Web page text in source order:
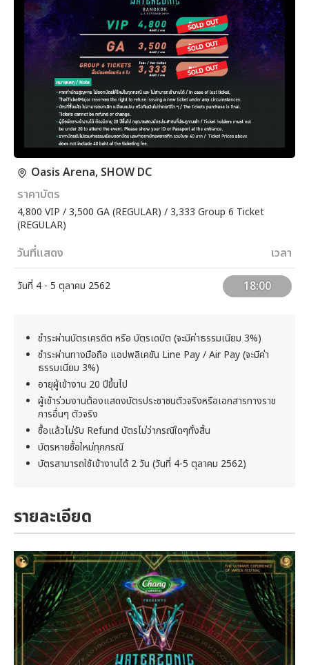
Oasis Arena, SHOW DC
ราคาบัตร
4,800 VIP / 3,500 GA (REGULAR) / 3,333 Group 6 Ticket
(REGULAR)
วันที่แสดง เวลา
วันที่ 4 - 5 ตุลาคม 2562 18:00
ชำระผ่านบัตรเครดิต หรือ บัตรเดบิต (จะมีค่าธรรมเนียม 3%)
ชำระผ่านทางมือถือ แอปพลิเคชัน Line Pay / Air Pay (จะมีค่า
ธรรมเนียม 3%)
อายุผู้เข้างาน 20 ปีขึ้นไป
ผู้เข้าร่วมงานต้องแสดงบัตรประชาชนตัวจริงหรือเอกสารทางราช
การอื่นๆ ตัวจริง
ซื้อแล้วไม่รับ Refund บัตรไม่ว่ากรณีใดๆทั้งสิ้น
บัตรหายซื้อใหม่ทุกกรณี
บัตรสามารถใช้เข้างานได้ 2 วัน (วันที่ 4-5 ตุลาคม 2562)
รายละเอียด